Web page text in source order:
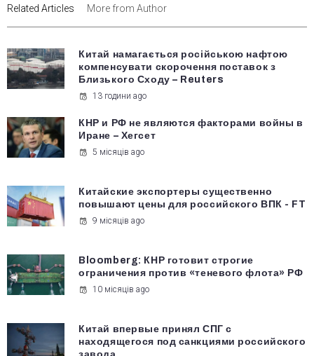
Related Articles More from Author
Китай намагається російською нафтою
компенсувати скорочення поставок з
Близького Сходу – Reuters
13 години ago
КНР и РФ не являются факторами войны в
Иране – Хегсет
5 місяців ago
Китайские экспортеры существенно
повышают цены для российского ВПК - FT
9 місяців ago
Bloomberg: КНР готовит строгие
ограничения против «теневого флота» РФ
10 місяців ago
Китай впервые принял СПГ с
находящегося под санкциями российского